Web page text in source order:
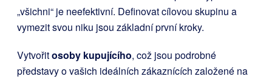
„všichni“ je neefektivní. Definovat cílovou skupinu a
vymezit svou niku jsou základní první kroky.
Vytvořitosoby kupujícího, což jsou podrobné
představy o vašich ideálních zákaznících založené na